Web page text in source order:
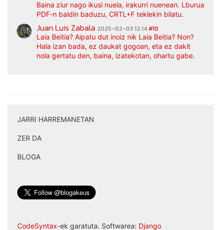
Baina ziur nago ikusi nuela, irakurri nuenean. Lburua
PDF-n baldin baduzu, CRTL+F teklekin bilatu.
Juan Luis Zabala 2025-02-03 12:14#10
Laia Beitia? Aipatu dut inoiz nik Laia Beitia? Non?
Hala izan bada, ez daukat gogoan, eta ez dakit
nola gertatu den, baina, izatekotan, ohartu gabe.
JARRI HARREMANETAN
ZER DA
BLOGA
CodeSyntax-ek garatuta. Softwarea: Django